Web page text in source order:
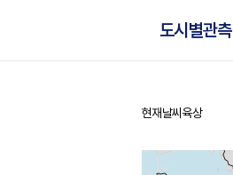
도시별관측
홈
현재날씨 육상